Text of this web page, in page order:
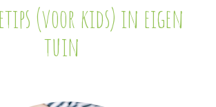
(voor kids) in eigen
tuin